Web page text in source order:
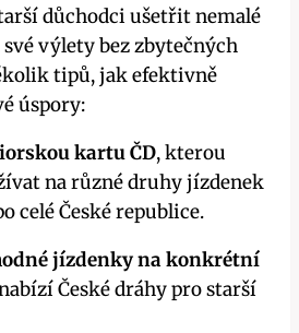
důchodci ušetřit nemalé
výlety bez zbytečných
tipů, jak efektivně
úspory:
kartu ČD, kterou
na různé druhy jízdenek
celé České republice.
jízdenky na konkrétní
České dráhy pro starší